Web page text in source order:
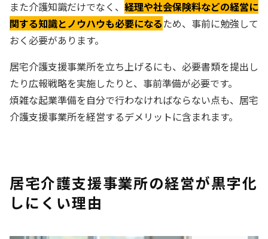
また介護知識だけでなく、 経理や社会保険料などの経営に
関する知識とノウハウも必要になるため、事前に勉強して
おく必要があります。
居宅介護支援事業所を立ち上げるにも、必要書類を提出し
たり広報戦略を実施したりと、事前準備が必要です。
煩雑な起業準備を自分で行わなければならない点も、居宅
介護支援事業所を経営するデメリットに含まれます。
居宅介護支援事業所の経営が黒字化
しにくい理由